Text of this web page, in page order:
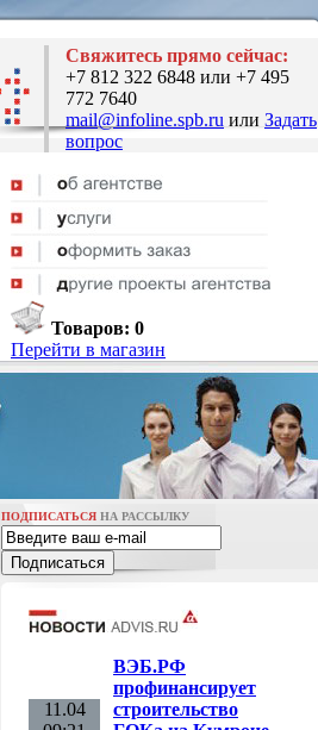
Свяжитесь прямо сейчас:
+7 812 322 6848 или +7 495
772 7640
mail@infoline.spb.ru или Задать
вопрос
Товаров: 0
Перейти в магазин
ПОДПИСАТЬСЯ НА РАССЫЛКУ
11.04
ВЭБ.РФ
профинансирует
строительство